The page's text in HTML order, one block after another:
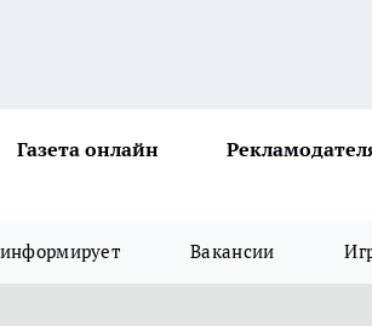
Газета онлайн
Вакансии